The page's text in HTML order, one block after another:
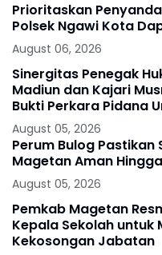
Prioritaskan
Polsek Ngawi Kota
August 06, 2026
Sinergitas Penegak
Madiun dan Kajari
Bukti Perkara Pidana
August 05, 2026
Perum Bulog Pastikan
Magetan Aman
August 05, 2026
Pemkab Magetan
Kepala Sekolah untuk
Kekosongan Jabatan